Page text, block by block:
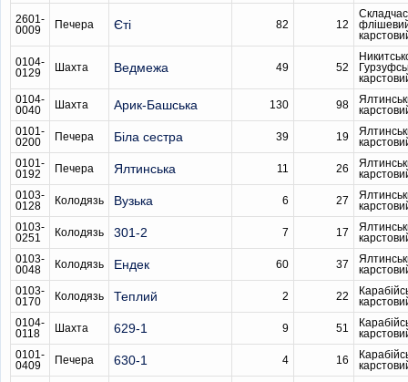
2601-
0009
Печера Єті 82 12
0104-
0129
Шахта Ведмежа 49 52
0104-
0040
Шахта Арик-Башська 130 98
0101-
0200
Печера Біла сестра 39 19
0101-
0192
Печера Ялтинська 11 26
0103-
0128
Колодязь Вузька 6 27
0103-
0251
Колодязь 301-2 7 17
0103-
0048
Колодязь Ендек 60 37
0103-
0170
Колодязь Теплий 2 22
0104-
0118
Шахта 629-1 9 51
0101-
0409
Печера 630-1 4 16